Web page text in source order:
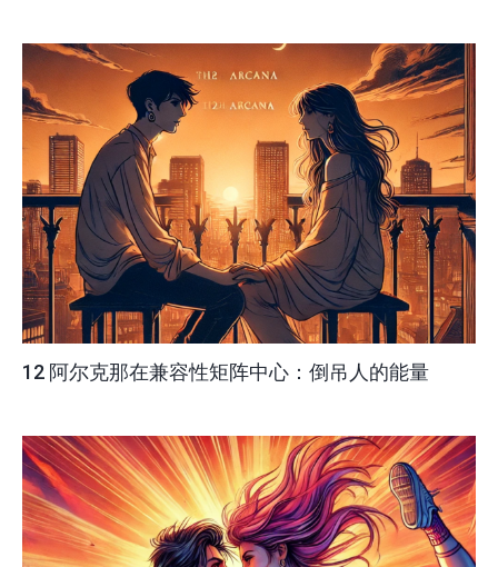
12 阿尔克那在兼容性矩阵中心：倒吊人的能量